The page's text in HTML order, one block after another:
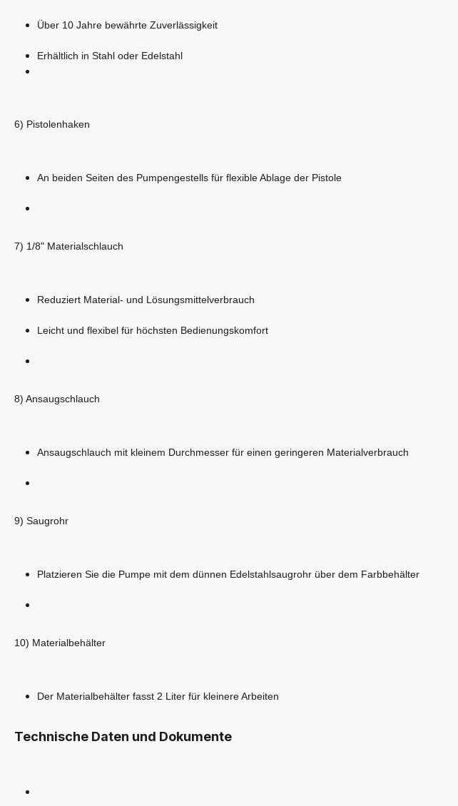
Über 10 Jahre bewährte Zuverlässigkeit
Erhältlich in Stahl oder Edelstahl
6) Pistolenhaken
An beiden Seiten des Pumpengestells für flexible Ablage der Pistole
7) 1/8" Materialschlauch
Reduziert Material- und Lösungsmittelverbrauch
Leicht und flexibel für höchsten Bedienungskomfort
8) Ansaugschlauch
Ansaugschlauch mit kleinem Durchmesser für einen geringeren Materialverbrauch
9) Saugrohr
Platzieren Sie die Pumpe mit dem dünnen Edelstahlsaugrohr über dem Farbbehälter
10) Materialbehälter
Der Materialbehälter fasst 2 Liter für kleinere Arbeiten
Technische Daten und Dokumente